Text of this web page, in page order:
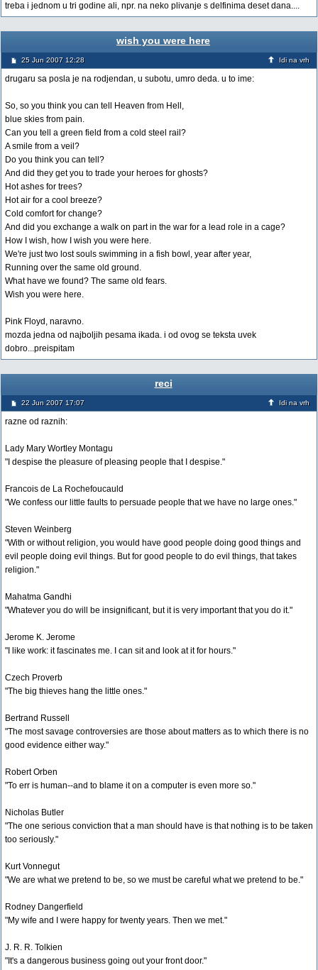
treba i jednom u tri godine ali, npr. na neko plivanje s delfinima deset dana....
wish you were here
25 Jun 2007 12:28 Idi na vrh
drugaru sa posla je na rodjendan, u subotu, umro deda. u to ime:
So, so you think you can tell Heaven from Hell,
blue skies from pain.
Can you tell a green field from a cold steel rail?
A smile from a veil?
Do you think you can tell?
And did they get you to trade your heroes for ghosts?
Hot ashes for trees?
Hot air for a cool breeze?
Cold comfort for change?
And did you exchange a walk on part in the war for a lead role in a cage?
How I wish, how I wish you were here.
We're just two lost souls swimming in a fish bowl, year after year,
Running over the same old ground.
What have we found? The same old fears.
Wish you were here.
Pink Floyd, naravno.
mozda jedna od najboljih pesama ikada. i od ovog se teksta uvek
dobro...preispitam
reci
22 Jun 2007 17:07 Idi na vrh
razne od raznih:
Lady Mary Wortley Montagu
"I despise the pleasure of pleasing people that I despise."
Francois de La Rochefoucauld
"We confess our little faults to persuade people that we have no large ones."
Steven Weinberg
"With or without religion, you would have good people doing good things and
evil people doing evil things. But for good people to do evil things, that takes
religion."
Mahatma Gandhi
"Whatever you do will be insignificant, but it is very important that you do it."
Jerome K. Jerome
"I like work: it fascinates me. I can sit and look at it for hours."
Czech Proverb
"The big thieves hang the little ones."
Bertrand Russell
"The most savage controversies are those about matters as to which there is no
good evidence either way."
Robert Orben
"To err is human--and to blame it on a computer is even more so."
Nicholas Butler
"The one serious conviction that a man should have is that nothing is to be taken
too seriously."
Kurt Vonnegut
"We are what we pretend to be, so we must be careful what we pretend to be."
Rodney Dangerfield
"My wife and I were happy for twenty years. Then we met."
J. R. R. Tolkien
"It's a dangerous business going out your front door."